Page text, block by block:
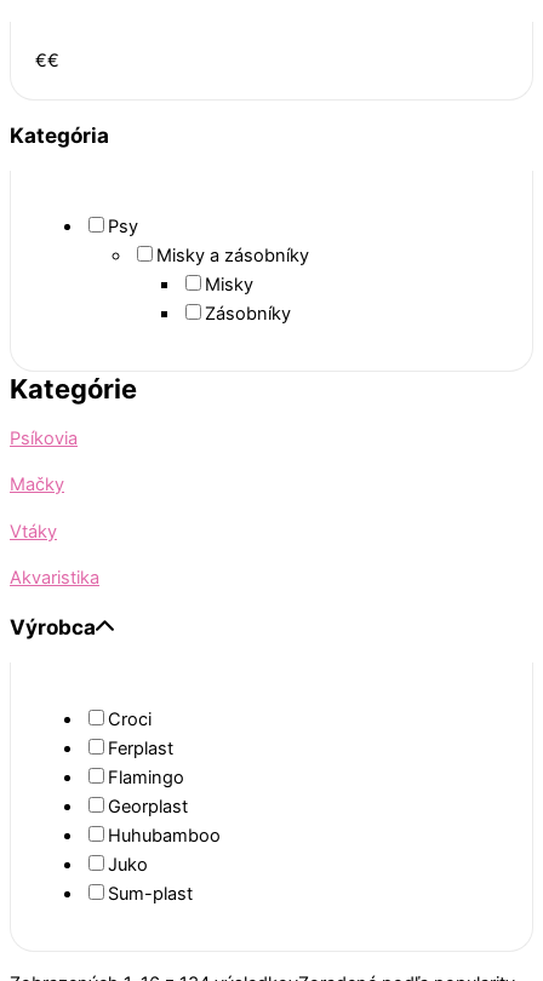
€€
Kategória
Psy
Misky a zásobníky
Misky
Zásobníky
Kategórie
Psíkovia
Mačky
Vtáky
Akvaristika
Výrobca
Croci
Ferplast
Flamingo
Georplast
Huhubamboo
Juko
Sum-plast